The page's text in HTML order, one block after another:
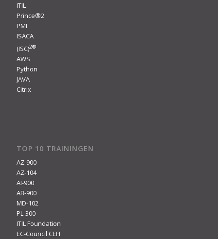
ITIL
Prince®2
PMI
ISACA
(ISC)2®
AWS
Python
JAVA
Citrix
TOP 10 TRAININGEN
AZ-900
AZ-104
AI-900
AB-900
MD-102
PL-300
ITIL Foundation
EC-Council CEH